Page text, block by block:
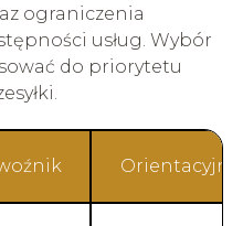
ograniczenia
usług. Wybór
do priorytetu
Orientacyjny